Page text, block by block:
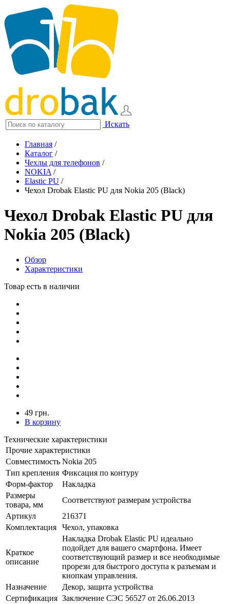
Искать
Главная /
Каталог /
Чехлы для телефонов /
NOKIA /
Elastic PU /
Чехол Drobak Elastic PU для Nokia 205 (Black)
Чехол Drobak Elastic PU для
Nokia 205 (Black)
Обзор
Характеристики
Товар есть в наличии
49 грн.
В корзину
Технические характеристики
Прочие характеристики
Совместимость Nokia 205
Тип крепления Фиксация по контуру
Форм-фактор
Накладка
Размеры
товара, мм
Соответствуют размерам устройства
Артикул
216371
Комплектация
Чехол, упаковка
Краткое
описание
Накладка Drobak Elastic PU идеально
подойдет для вашего смартфона. Имеет
соответствующий размер и все необходимые
прорези для быстрого доступа к разъемам и
кнопкам управления.
Назначение
Декор, защита устройства
Сертификация Заключение СЭС 56527 от 26.06.2013